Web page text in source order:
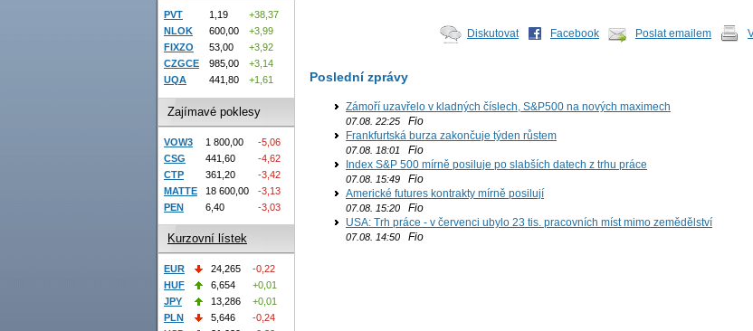
Diskutovat Facebook Poslat emailem
Poslední zprávy
Zámoří uzavřelo v kladných číslech, S&P500 na nových maximech
07.08. 22:25 Fio
Frankfurtská burza zakončuje týden růstem
07.08. 18:01
Fio
Index S&P 500 mírně posiluje po slabších datech z trhu práce
07.08. 15:49 Fio
Americké futures kontrakty mírně posilují
07.08. 15:20 Fio
USA: Trh práce - v červenci ubylo 23 tis. pracovních míst mimo zemědělství
07.08. 14:50 Fio
PVT 1,19
+38,37
NLOK
600,00
+3,99
FIXZO
53,00
+3,92
CZGCE
985,00
+3,14
UQA
441,80 +1,61
Zajímavé poklesy
VOW3 1 800,00
-5,06
CSG
441,60
-4,62
CTP
361,20
-3,42
MATTE
18 600,00
-3,13
PEN
6,40 -3,03
Kurzovní lístek
EUR 24,265
-0,22
HUF
6,654
+0,01
JPY
13,286
+0,01
PLN
5,646
-0,24